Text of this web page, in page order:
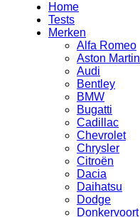
Home
Tests
Merken
Alfa Romeo
Aston Martin
Audi
Bentley
BMW
Bugatti
Cadillac
Chevrolet
Chrysler
Citroën
Dacia
Daihatsu
Dodge
Donkervoort